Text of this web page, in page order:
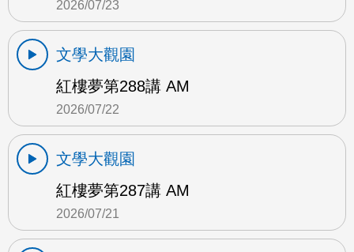
2026/07/23
文學大觀園
紅樓夢第288講 AM
2026/07/22
文學大觀園
紅樓夢第287講 AM
2026/07/21